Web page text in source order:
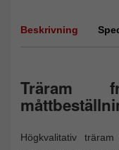
Beskrivning
Träram
Högkvalitativ